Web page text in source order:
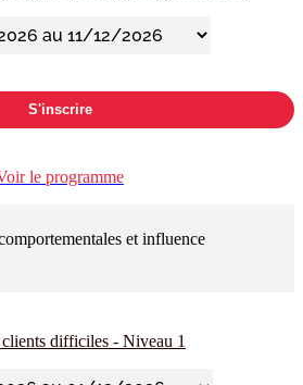
S'inscrire
le programme
et influence
difficiles - Niveau 1